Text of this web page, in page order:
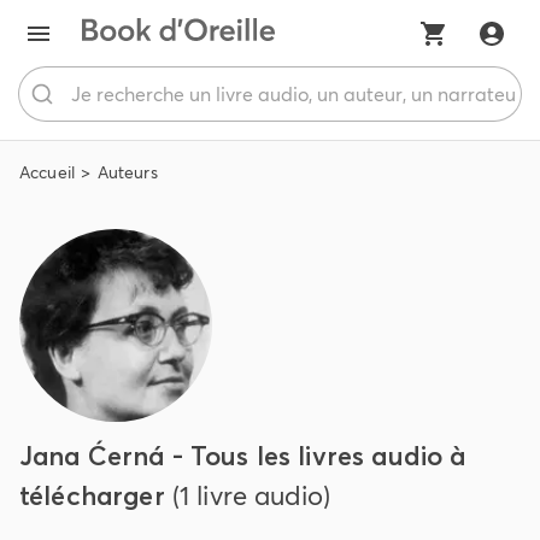
Accueil Auteurs
Jana Ćerná - Tous les livres audio à
télécharger (1 livre audio)